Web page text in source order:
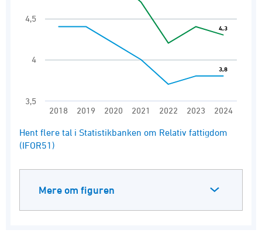
3,8
3,8
4,3
4,3
2018 2019 2020 2021 2022 2023 2024
3,5
4
4,5
End of interactive chart.
Hent flere tal i Statistikbanken om Relativ fattigdom
(IFOR51)
Mere om figuren